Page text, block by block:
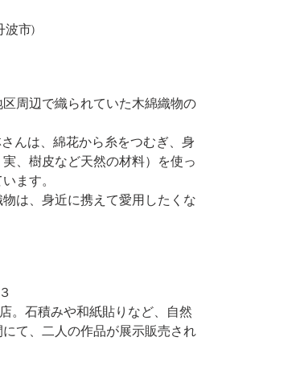
波市)
周辺で織られていた木綿織物の
んは、綿花から糸をつむぎ、身
、樹皮など天然の材料）を使っ
ます。
は、身近に携えて愛用したくな
。石積みや和紙貼りなど、自然
て、二人の作品が展示販売され